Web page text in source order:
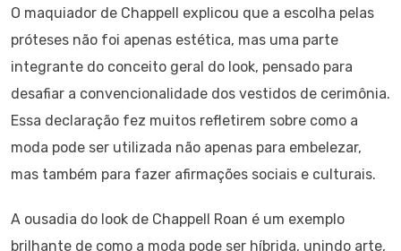
O maquiador de Chappell explicou que a escolha pelas
próteses não foi apenas estética, mas uma parte
integrante do conceito geral do look, pensado para
desafiar a convencionalidade dos vestidos de cerimônia.
Essa declaração fez muitos refletirem sobre como a
moda pode ser utilizada não apenas para embelezar,
mas também para fazer afirmações sociais e culturais.
A ousadia do look de Chappell Roan é um exemplo
brilhante de como a moda pode ser híbrida, unindo arte,